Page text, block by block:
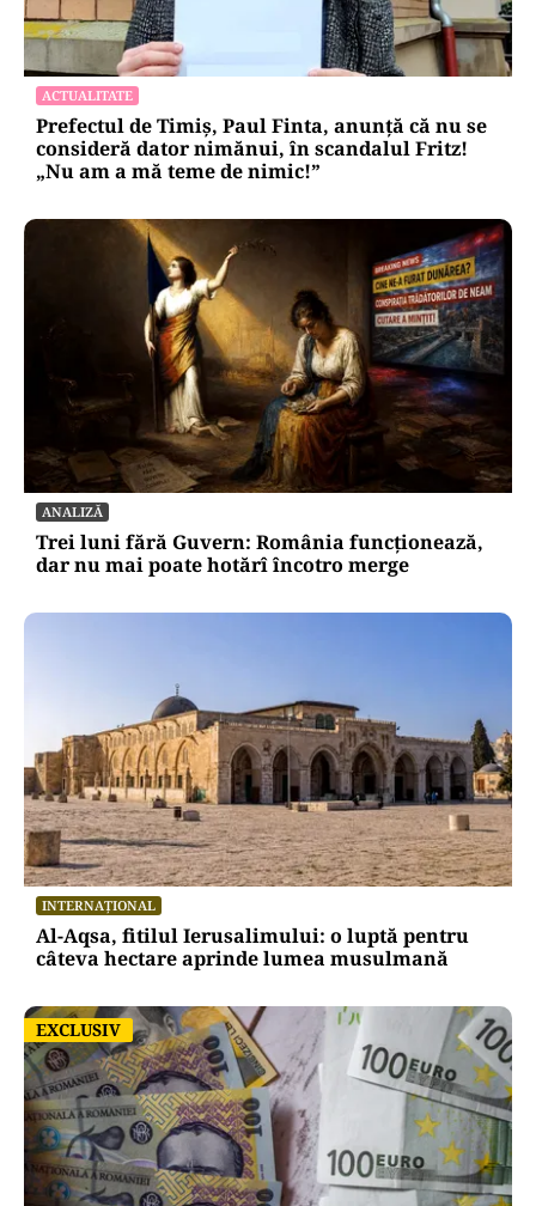
ACTUALITATE
Prefectul de Timiș, Paul Finta, anunță că nu se
consideră dator nimănui, în scandalul Fritz!
„Nu am a mă teme de nimic!”
ANALIZĂ
Trei luni fără Guvern: România funcționează,
dar nu mai poate hotărî încotro merge
INTERNAȚIONAL
Al-Aqsa, fitilul Ierusalimului: o luptă pentru
câteva hectare aprinde lumea musulmană
EXCLUSIV
EXCLUSIV